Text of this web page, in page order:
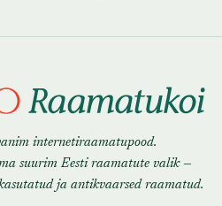
internetiraamatupood.
suurim Eesti raamatute valik —
ja antikvaarsed raamatud.